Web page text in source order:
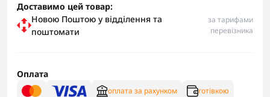
Доставимо цей товар:
Новою Поштою у відділення та
поштомати
за тарифами
перевізника
Оплата
оплата за рахунком готівкою